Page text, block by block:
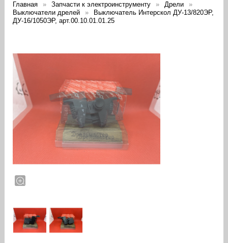
Главная Запчасти к электроинструменту
Дрели
Выключатели дрелей
Выключатель Интерскол ДУ-13/820ЭР,
ДУ-16/1050ЭР, арт.00.10.01.01.25